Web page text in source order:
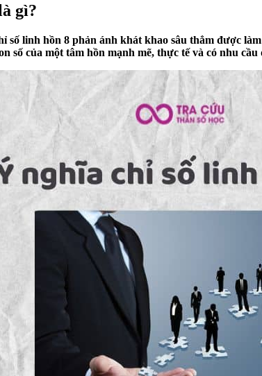
gì?
số linh hồn 8 phản ánh khát khao sâu thẳm được
số của một tâm hồn mạnh mẽ, thực tế và có nhu